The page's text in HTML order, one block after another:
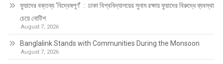
ফুয়াদের বক্তব্য ‘বিদ্বেষপূর্ণ’ : ঢাকা বিশ্ববিদ্যালয়ের সুনাম রক্ষায় ফুয়াদের বিরুদ্ধে ব্যবস্থা
চেয়ে নোটিশ
August 7, 2026
Banglalink Stands with Communities During the Monsoon
August 7, 2026